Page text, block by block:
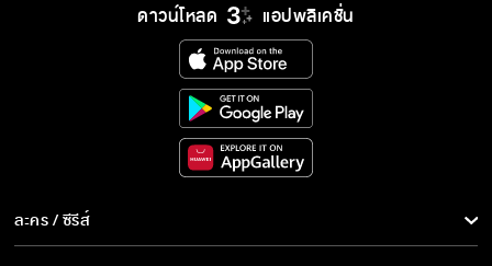
ดาวน์โหลด แอปพลิเคชั่น
ละคร / ซีรีส์
ละคร/ซีรีส์